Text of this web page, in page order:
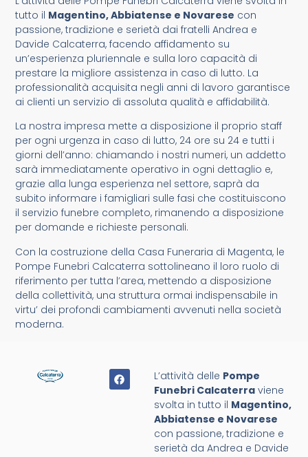
tutto il Magentino, Abbiatense e Novarese con
passione, tradizione e serietà dai fratelli Andrea e
Davide Calcaterra, facendo affidamento su
un’esperienza pluriennale e sulla loro capacità di
prestare la migliore assistenza in caso di lutto. La
professionalità acquisita negli anni di lavoro garantisce
ai clienti un servizio di assoluta qualità e affidabilità.
La nostra impresa mette a disposizione il proprio staff
per ogni urgenza in caso di lutto, 24 ore su 24 e tutti i
giorni dell’anno: chiamando i nostri numeri, un addetto
sarà immediatamente operativo in ogni dettaglio e,
grazie alla lunga esperienza nel settore, saprà da
subito informare i famigliari sulle fasi che costituiscono
il servizio funebre completo, rimanendo a disposizione
per domande e richieste personali.
Con la costruzione della Casa Funeraria di Magenta, le
Pompe Funebri Calcaterra sottolineano il loro ruolo di
riferimento per tutta l’area, mettendo a disposizione
della collettività, una struttura ormai indispensabile in
virtu’ dei profondi cambiamenti avvenuti nella società
moderna.
L’attività delle Pompe
Funebri Calcaterra viene
svolta in tutto il Magentino,
Abbiatense e Novarese
con passione, tradizione e
serietà da Andrea e Davide